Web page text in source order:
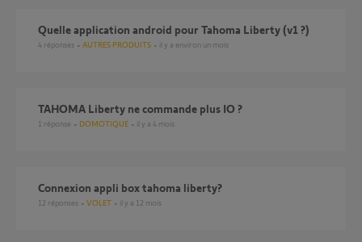
Quelle application android pour Tahoma Liberty (v1 ?)
4 réponses AUTRES PRODUITS il y a environ un mois
TAHOMA Liberty ne commande plus IO ?
1 réponse DOMOTIQUE il y a 4 mois
Connexion appli box tahoma liberty?
12 réponses VOLET il y a 12 mois